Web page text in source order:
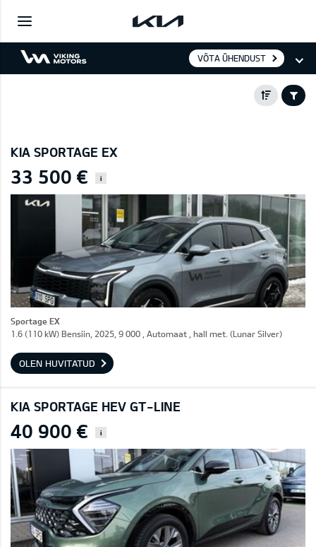
VÕTA ÜHENDUST
KIA SPORTAGE EX
33 500 € i
Sportage EX
1.6 (110 kW) Bensiin, 2025, 9 000 , Automaat , hall met. (Lunar Silver)
OLEN HUVITATUD
KIA SPORTAGE HEV GT-LINE
40 900 € i